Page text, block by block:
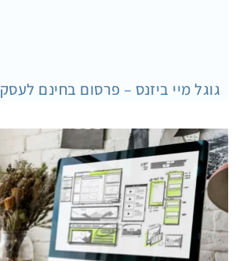
גוגל מיי ביזנס – פרסום בחינם לעסק